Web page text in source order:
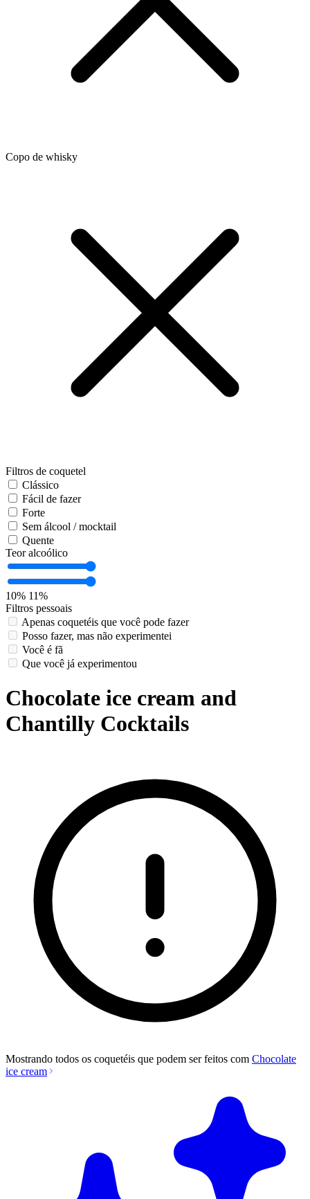
Copo de whisky
Filtros de coquetel
Clássico
Fácil de fazer
Forte
Sem álcool / mocktail
Quente
Teor alcoólico
10% 11%
Filtros pessoais
Apenas coquetéis que você pode fazer
Posso fazer, mas não experimentei
Você é fã
Que você já experimentou
Chocolate ice cream and
Chantilly Cocktails
Mostrando todos os coquetéis que podem ser feitos com Chocolate
ice cream